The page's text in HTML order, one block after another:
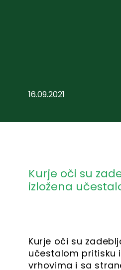
16.09.2021
Kurje oči su
izložena
Kurje oči su
učestalom pritisku
vrhovima i sa